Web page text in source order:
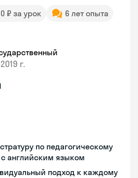
₽ за урок
6 лет опыта
2019 г.
по педагогическому
английским языком
подход к каждому